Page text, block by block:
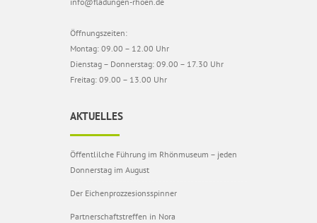
Öffnungszeiten:
Montag: 09.00 – 12.00 Uhr
Dienstag – Donnerstag: 09.00 – 17.30 Uhr
Freitag: 09.00 – 13.00 Uhr
AKTUELLES
Öffentlilche Führung im Rhönmuseum – jeden
Donnerstag im August
Der Eichenprozzesionsspinner
Partnerschaftstreffen in Nora